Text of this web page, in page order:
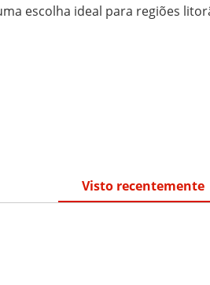
escolha ideal para regiões
Visto recentemente